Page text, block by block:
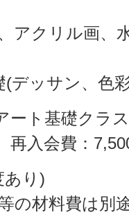
アクリル画、
デッサン、色
ート基礎クラ
再入会費：
あり)
の材料費は別